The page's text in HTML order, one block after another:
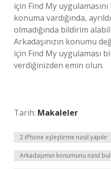
için Find My
konuma vardığında,
olmadığında bildirim
Arkadaşınızın konumu
için Find My uygulaması
verdiğinizden emin olun.
Tarih: Makaleler
2 iPhone eşleştirme nasıl yapılır
Arkadaşımın konumunu nasıl